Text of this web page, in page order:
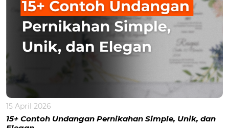
15 April 2026
15+ Contoh Undangan Pernikahan Simple, Unik, dan